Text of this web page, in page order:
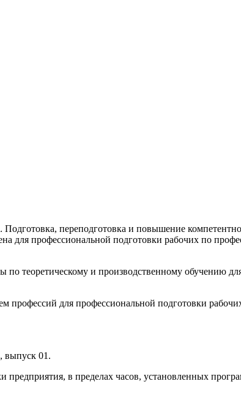
переподготовка и повышение
для профессиональной подготовки рабочих по
теоретическому и производственному обучению
профессий для профессиональной подготовки
выпуск 01.
предприятия, в пределах часов, установленных